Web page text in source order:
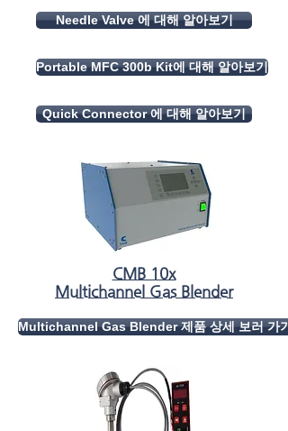
Needle Valve 에 대해 알아보기
Portable MFC 300b Kit에 대해 알아보기
Quick Connector 에 대해 알아보기
CMB 10x
Multichannel Gas Blender
Multichannel Gas Blender 제품 상세 보러 가기